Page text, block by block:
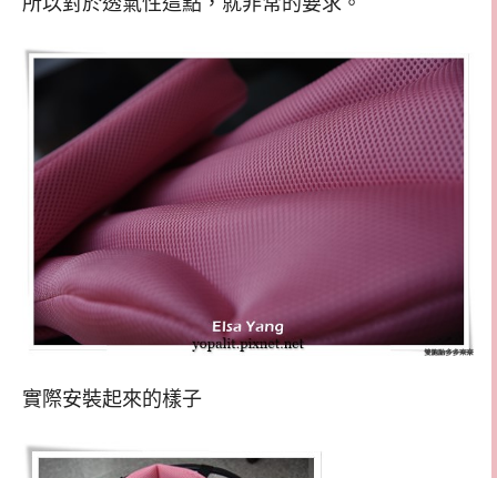
實際安裝起來的樣子